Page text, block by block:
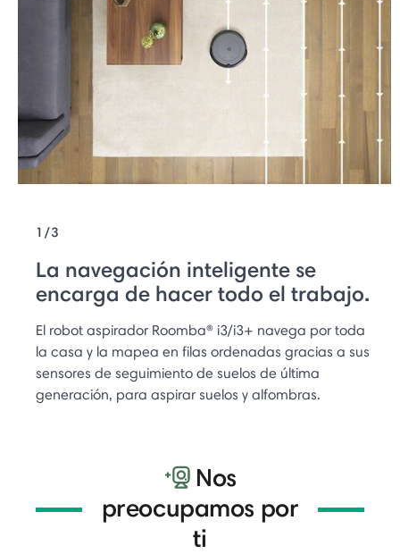
1/3
La navegación inteligente se
encarga de hacer todo el trabajo.
El robot aspirador Roomba® i3/i3+ navega por toda
la casa y la mapea en filas ordenadas gracias a sus
sensores de seguimiento de suelos de última
generación, para aspirar suelos y alfombras.
Nos
preocupamos por
ti